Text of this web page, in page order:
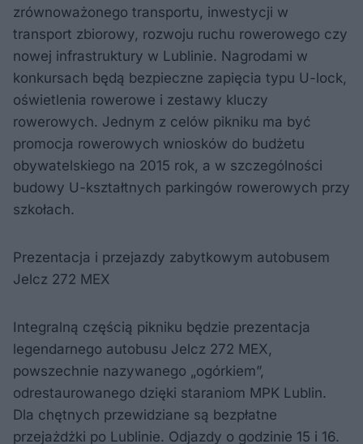
zrównoważonego transportu, inwestycji w
transport zbiorowy, rozwoju ruchu rowerowego czy
nowej infrastruktury w Lublinie. Nagrodami w
konkursach będą bezpieczne zapięcia typu U-lock,
oświetlenia rowerowe i zestawy kluczy
rowerowych. Jednym z celów pikniku ma być
promocja rowerowych wniosków do budżetu
obywatelskiego na 2015 rok, a w szczególności
budowy U-kształtnych parkingów rowerowych przy
szkołach.
Prezentacja i przejazdy zabytkowym autobusem
Jelcz 272 MEX
Integralną częścią pikniku będzie prezentacja
legendarnego autobusu Jelcz 272 MEX,
powszechnie nazywanego „ogórkiem”,
odrestaurowanego dzięki staraniom MPK Lublin.
Dla chętnych przewidziane są bezpłatne
przejażdżki po Lublinie. Odjazdy o godzinie 15 i 16.